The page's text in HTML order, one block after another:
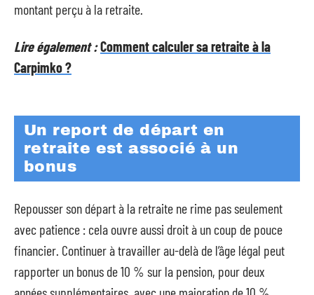
montant perçu à la retraite.
Lire également :Comment calculer sa retraite à la
Carpimko ?
Un report de départ en
retraite est associé à un
bonus
Repousser son départ à la retraite ne rime pas seulement
avec patience : cela ouvre aussi droit à un coup de pouce
financier. Continuer à travailler au-delà de l’âge légal peut
rapporter un bonus de 10 % sur la pension, pour deux